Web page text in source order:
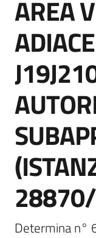
AREA
Determina